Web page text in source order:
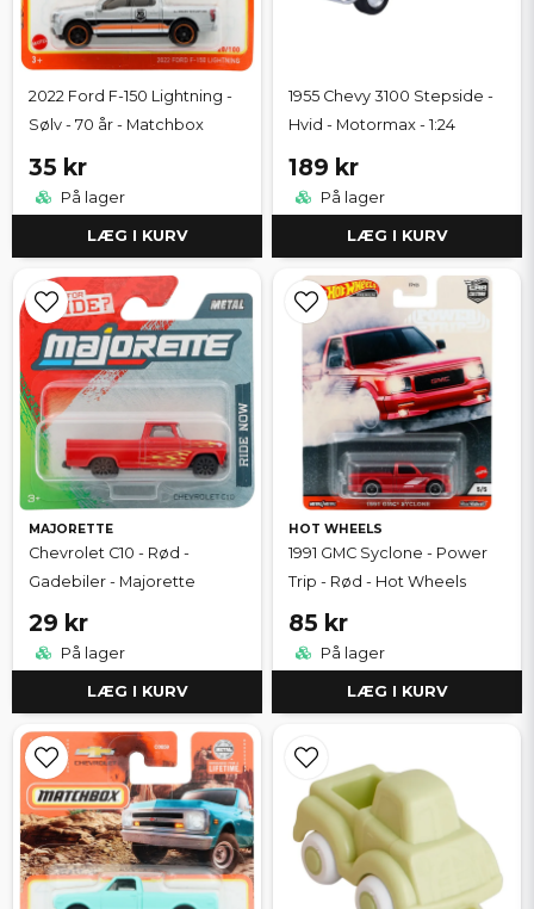
2022 Ford F-150 Lightning -
Sølv - 70 år - Matchbox
35 kr
På lager
LÆG I KURV
1955 Chevy 3100 Stepside -
Hvid - Motormax - 1:24
189 kr
På lager
LÆG I KURV
MAJORETTE
Chevrolet C10 - Rød -
Gadebiler - Majorette
29 kr
På lager
LÆG I KURV
HOT WHEELS
1991 GMC Syclone - Power
Trip - Rød - Hot Wheels
85 kr
På lager
LÆG I KURV